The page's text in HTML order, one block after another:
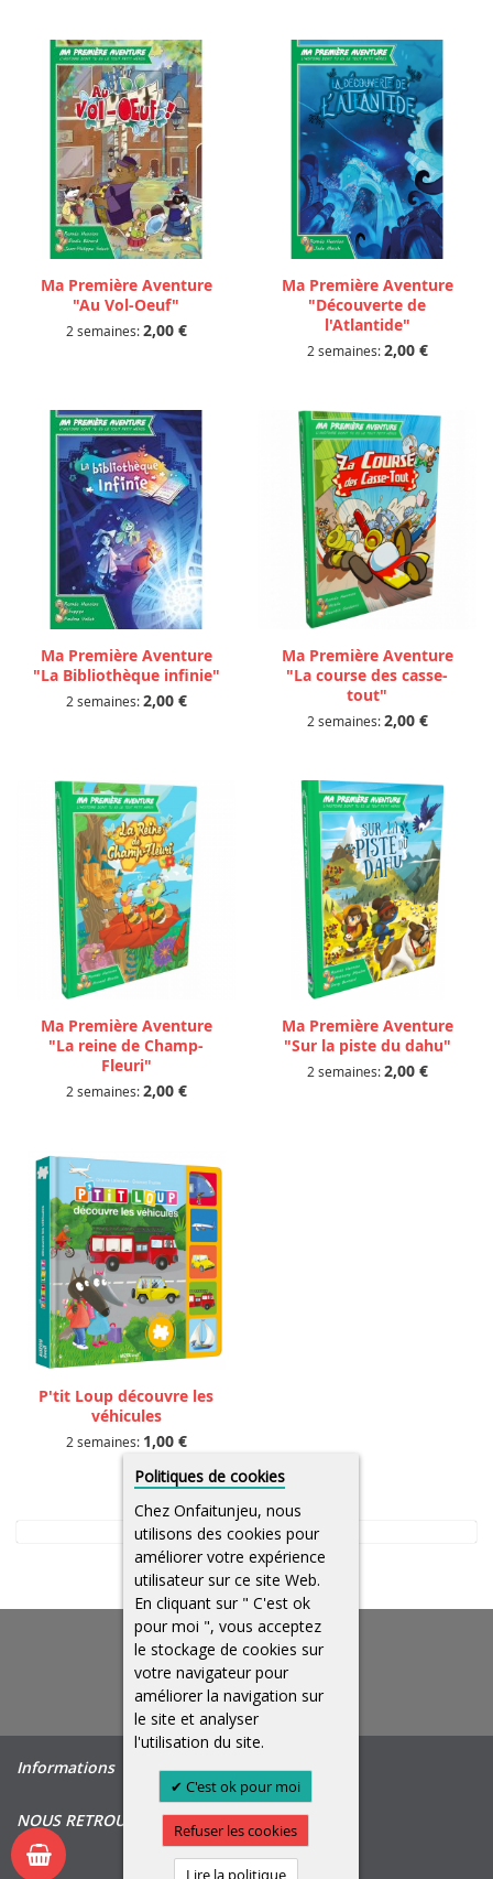
Ma Première Aventure
"Au Vol-Oeuf"
2 semaines:2,00 €
Ma Première Aventure
"Découverte de
l'Atlantide"
2 semaines:2,00 €
Ma Première Aventure
"La Bibliothèque infinie"
2 semaines:2,00 €
Ma Première Aventure
"La course des casse-
tout"
2 semaines:2,00 €
Ma Première Aventure
"La reine de Champ-
Fleuri"
2 semaines:2,00 €
Ma Première Aventure
"Sur la piste du dahu"
2 semaines:2,00 €
P'tit Loup découvre les
véhicules
2 semaines: 1,00 €
Informations
NOUS RETROUVER
Politiques de cookies
Chez Onfaitunjeu, nous
utilisons des cookies pour
améliorer votre expérience
utilisateur sur ce site Web.
En cliquant sur " C'est ok
pour moi ", vous acceptez
le stockage de cookies sur
votre navigateur pour
améliorer la navigation sur
le site et analyser
l'utilisation du site.
C'est ok pour moi
Refuser les cookies
Lire la politique